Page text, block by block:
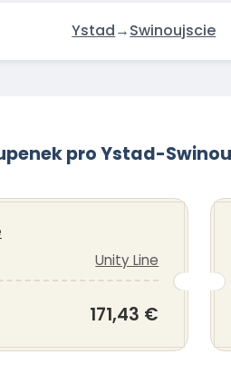
Ystad→Swinoujscie
pro Ystad-
Unity Line
171,43 €